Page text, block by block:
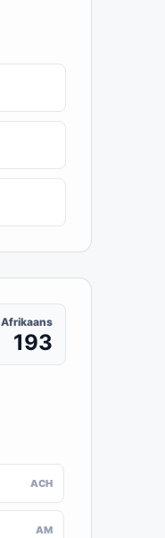
Afrikaans
193
ACH
AM